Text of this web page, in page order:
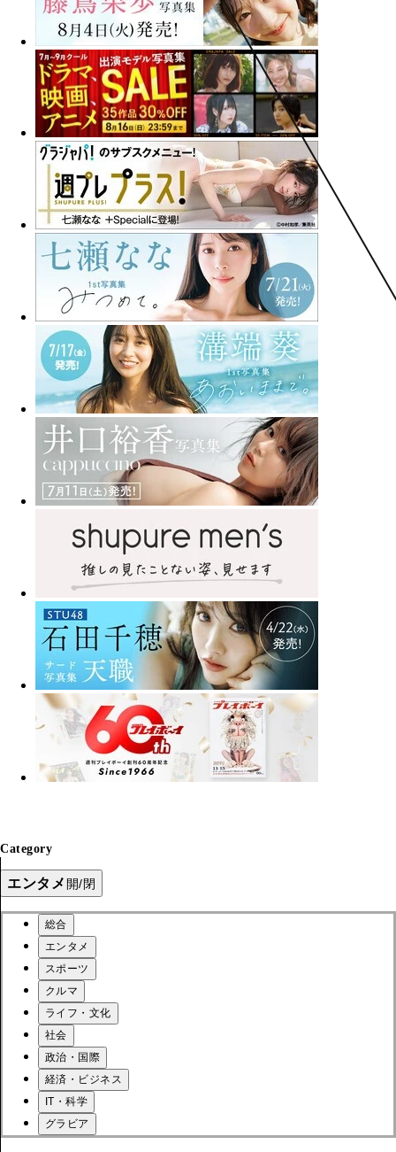
Category
エンタメ 開/閉
総合
エンタメ
スポーツ
クルマ
ライフ・文化
社会
政治・国際
経済・ビジネス
IT・科学
グラビア